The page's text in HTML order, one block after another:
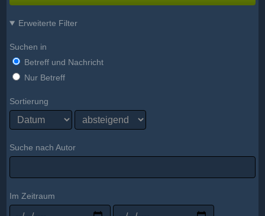
Erweiterte Filter
Suchen in
Betreff und Nachricht
Nur Betreff
Sortierung
Suche nach Autor
Im Zeitraum